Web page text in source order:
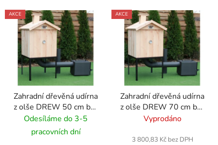
AKCE
Zahradní dřevěná udírna
z olše DREW 50 cm bez
dveří + topeniště
25x25x30 cm
Odesíláme do 3-5
pracovních dní
AKCE
Zahradní dřevěná udírna
z olše DREW 70 cm bez
dveří + topeniště
Vyprodáno
3 800,83 Kč bez DPH